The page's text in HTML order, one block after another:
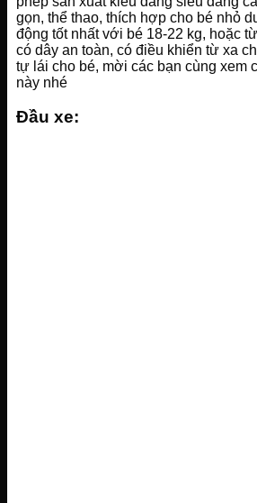
gọn, thể thao, thích hợp cho bé nhỏ
động tốt nhất với bé 18-22 kg, hoặc
có dây an toàn, có điều khiển từ xa
tự lái cho bé, mời các bạn cùng xem
này nhé
Đầu xe: